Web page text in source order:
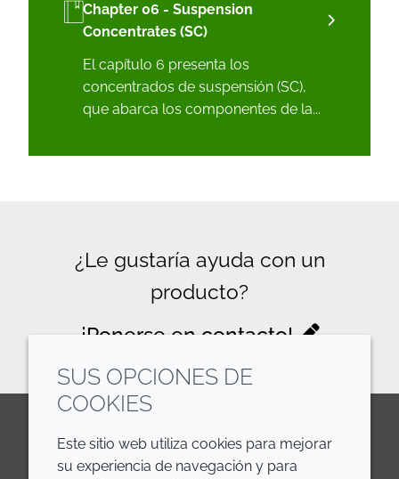
Chapter 06 - Suspension
Concentrates (SC)
El capítulo 6 presenta los
concentrados de suspensión (SC),
que abarca los componentes de la...
¿Le gustaría ayuda con un
producto?
¡Ponerse en contacto!
LinkedInYoutubeLine
SUS OPCIONES DE
COOKIES
Este sitio web utiliza cookies para mejorar
su experiencia de navegación y para